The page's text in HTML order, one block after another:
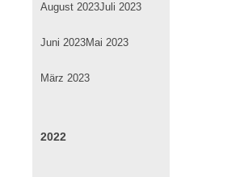
August 2023Juli 2023
Juni 2023Mai 2023
März 2023
2022